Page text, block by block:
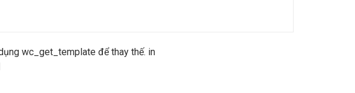
wc_get_template để thay thế. in